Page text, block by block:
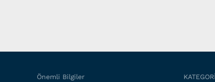
Önemli Bilgiler